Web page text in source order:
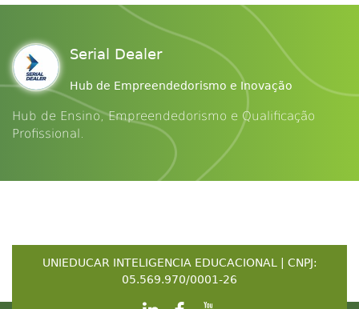
Serial Dealer
Hub de Empreendedorismo e Inovação
Hub de Ensino, Empreendedorismo e Qualificação
Profissional.
UNIEDUCAR INTELIGENCIA EDUCACIONAL | CNPJ:
05.569.970/0001-26